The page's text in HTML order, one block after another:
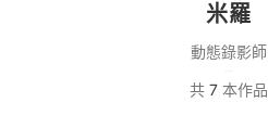
米羅
動態錄影師
共 7 本作品